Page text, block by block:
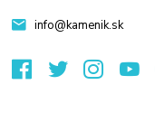
info@kamenik.sk